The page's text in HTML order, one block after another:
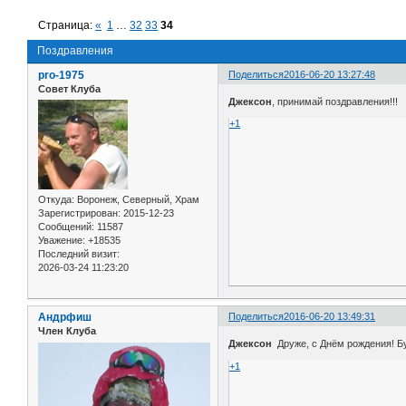
Поздравления
Страница:« 1 … 32 33 34
Поделиться2016-06-20 13:27:48
pro-1975
Совет Клуба
Откуда: Воронеж, Северный, Храм
Зарегистрирован: 2015-12-23
Сообщений: 11587
Уважение: +18535
Последний визит:
2026-03-24 11:23:20
Джексон , принимай поздравления!!!
+1
Поделиться2016-06-20 13:49:31
Андрфиш
Член Клуба
Джексон Друже, с Днём рождения!
+1